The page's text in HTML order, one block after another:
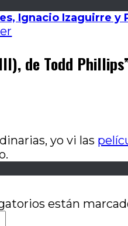
Ignacio Izaguirre y
de Todd Phillips
yo vi las
están